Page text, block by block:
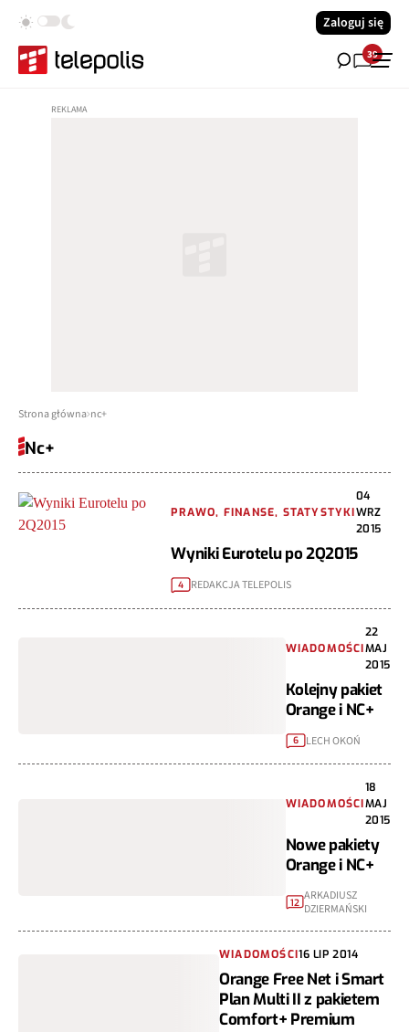
Zaloguj się
39
Strona główna nc+
Nc+
PRAWO, FINANSE, STATYSTYKI
04
WRZ
2015
Wyniki Eurotelu po 2Q2015
4 REDAKCJA TELEPOLIS
WIADOMOŚCI
22
MAJ
2015
Kolejny pakiet
Orange i NC+
6 LECH OKOŃ
WIADOMOŚCI
18
MAJ
2015
Nowe pakiety
Orange i NC+
12 ARKADIUSZ
DZIERMAŃSKI
WIADOMOŚCI16 LIP 2014
Orange Free Net i Smart
Plan Multi II z pakietem
Comfort+ Premium